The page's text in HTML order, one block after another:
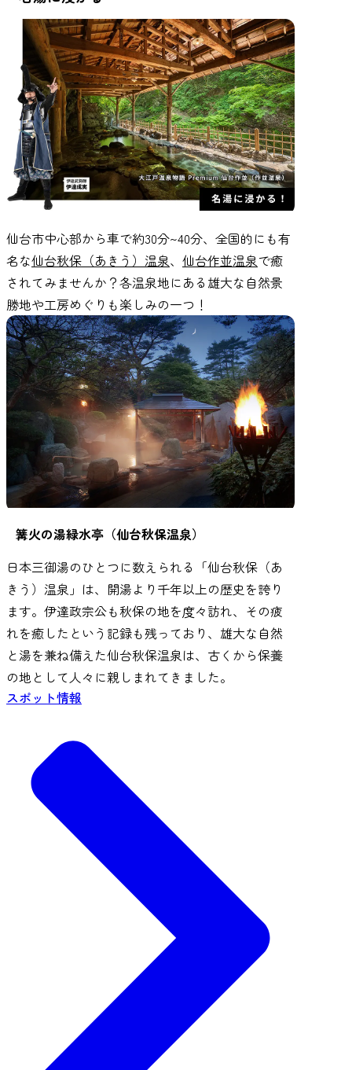
仙台市中心部から車で約30分~40分、全国的にも有
名な仙台秋保（あきう）温泉、 仙台作並温泉で癒
されてみませんか？各温泉地にある雄大な自然景
勝地や工房めぐりも楽しみの一つ！
篝火の湯緑水亭（仙台秋保温泉）
日本三御湯のひとつに数えられる「仙台秋保（あ
きう）温泉」は、開湯より千年以上の歴史を誇り
ます。伊達政宗公も秋保の地を度々訪れ、その疲
れを癒したという記録も残っており、雄大な自然
と湯を兼ね備えた仙台秋保温泉は、古くから保養
の地として人々に親しまれてきました。
スポット情報